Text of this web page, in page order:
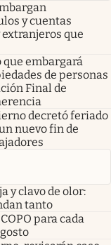
y cuentas
que
embargará
de personas
Final de
decretó feriado
nuevo fin de
y clavo de olor:
tanto
para cada